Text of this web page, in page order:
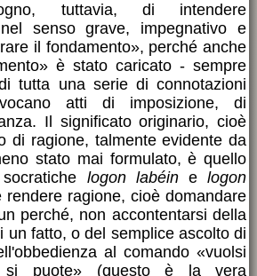
tuttavia, di intendere
nel senso grave, impegnativo e
il fondamento», perché anche
è stato caricato - sempre
tutta una serie di connotazioni
atti di imposizione, di
Il significato originario, cioè
di ragione, talmente evidente da
stato mai formulato, è quello
logon labéinelogon
rendere ragione, cioè domandare
perché, non accontentarsi della
un fatto, o del semplice ascolto di
al comando «vuolsi
puote» (questo è la vera